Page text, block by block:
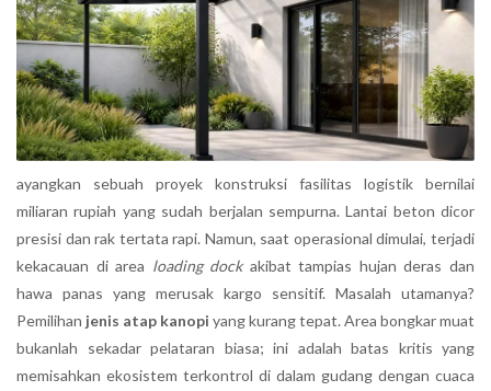
ayangkan sebuah proyek konstruksi fasilitas logistik bernilai
miliaran rupiah yang sudah berjalan sempurna. Lantai beton dicor
presisi dan rak tertata rapi. Namun, saat operasional dimulai, terjadi
kekacauan di area loading dockakibat tampias hujan deras dan
hawa panas yang merusak kargo sensitif. Masalah utamanya?
Pemilihan jenis atap kanopi yang kurang tepat. Area bongkar muat
bukanlah sekadar pelataran biasa; ini adalah batas kritis yang
memisahkan ekosistem terkontrol di dalam gudang dengan cuaca